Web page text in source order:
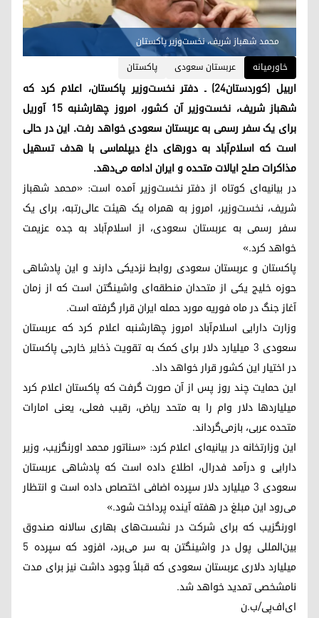
محمد شهباز شریف، نخست‌وزیر پاکستان
خاورمیانه
عربستان سعودی پاکستان
اربیل (کوردستان۲۴) ـ دفتر نخست‌وزیر پاکستان، اعلام کرد که
شهباز شریف، نخست‌وزیر آن کشور، امروز چهارشنبه ۱۵ آوریل
برای یک سفر رسمی به عربستان سعودی خواهد رفت. این در حالی
است که اسلام‌آباد به دورهای داغ دیپلماسی با هدف تسهیل
مذاکرات صلح ایالات متحده و ایران ادامه می‌دهد.
در بیانیه‌ای کوتاه از دفتر نخست‌وزیر آمده است: «محمد شهباز
شریف، نخست‌وزیر، امروز به همراه یک هیئت عالی‌رتبه، برای یک
سفر رسمی به عربستان سعودی، از اسلام‌آباد به جده عزیمت
خواهد کرد.»
پاکستان و عربستان سعودی روابط نزدیکی دارند و این پادشاهی
حوزه خلیج یکی از متحدان منطقه‌ای واشینگتن است که از زمان
آغاز جنگ در ماه فوریه مورد حمله ایران قرار گرفته است.
وزارت دارایی اسلام‌آباد امروز چهارشنبه اعلام کرد که عربستان
سعودی 3 میلیارد دلار برای کمک به تقویت ذخایر خارجی پاکستان
در اختیار این کشور قرار خواهد داد.
این حمایت چند روز پس از آن صورت گرفت که پاکستان اعلام کرد
میلیاردها دلار وام را به متحد ریاض، رقیب فعلی، یعنی امارات
متحده عربی، بازمی‌گرداند.
این وزارتخانه در بیانیه‌ای اعلام کرد: «سناتور محمد اورنگزیب، وزیر
دارایی و درآمد فدرال، اطلاع داده است که پادشاهی عربستان
سعودی 3 میلیارد دلار سپرده اضافی اختصاص داده است و انتظار
می‌رود این مبلغ در هفته آینده پرداخت شود.»
اورنگزیب که برای شرکت در نشست‌های بهاری سالانه صندوق
بین‌المللی پول در واشینگتن به سر می‌برد، افزود که سپرده 5
میلیارد دلاری عربستان سعودی که قبلاً وجود داشت نیز برای مدت
نامشخصی تمدید خواهد شد.
ای‌اف‌پی/ب.ن